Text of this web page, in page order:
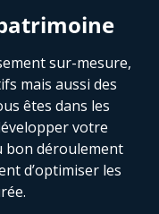
sur-mesure,
mais aussi des
êtes dans les
votre
bon déroulement
d’optimiser les